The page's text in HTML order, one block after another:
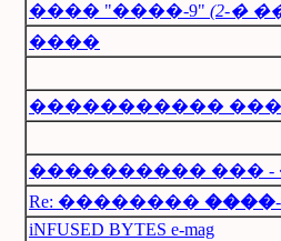
���� "����-9" (2-�
����
�����������
���������� ���
Re: �������� ����-
iNFUSED BYTES e-mag